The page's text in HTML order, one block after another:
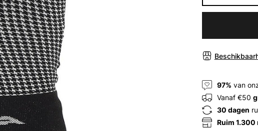
97% van
Vanaf €50
30 dagen
Ruim 1.300